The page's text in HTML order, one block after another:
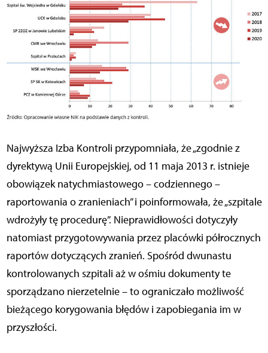
Najwyższa Izba Kontroli przypomniała, że „zgodnie z
dyrektywą Unii Europejskiej, od 11 maja 2013 r. istnieje
obowiązek natychmiastowego – codziennego –
raportowania o zranieniach” i poinformowała, że „szpitale
wdrożyły tę procedurę”. Nieprawidłowości dotyczyły
natomiast przygotowywania przez placówki półrocznych
raportów dotyczących zranień. Spośród dwunastu
kontrolowanych szpitali aż w ośmiu dokumenty te
sporządzano nierzetelnie – to ograniczało możliwość
bieżącego korygowania błędów i zapobiegania im w
przyszłości.